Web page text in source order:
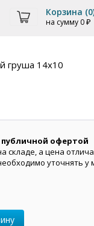
Корзина (0
на сумму 0 ₽
груша 14х10
офертой
складе, а цена
уточнять у